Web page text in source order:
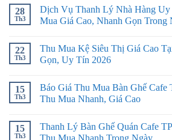
28
Th3
Dịch Vụ Thanh Lý Nhà Hàng
Mua Giá Cao, Nhanh Gọn Trong
22
Th3
Thu Mua Kệ Siêu Thị Giá Cao
Gọn, Uy Tín 2026
15
Th3
Báo Giá Thu Mua Bàn Ghế
Thu Mua Nhanh, Giá Cao
15
Th3
Thanh Lý Bàn Ghế Quán Cafe